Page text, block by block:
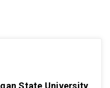
State University